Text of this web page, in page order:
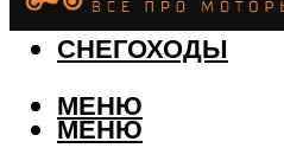
ЛОДКИ
СНЕГОХОДЫ
МЕНЮ
МЕНЮ